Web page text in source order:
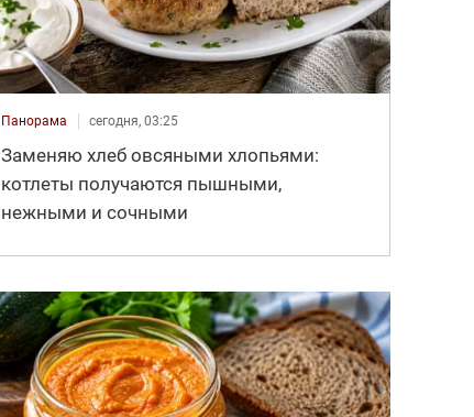
Панорама сегодня, 03:25
Заменяю хлеб овсяными хлопьями:
котлеты получаются пышными,
нежными и сочными